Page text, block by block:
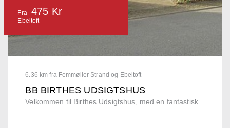
6.36 km fra Femmøller Strand og Ebeltoft
BB BIRTHES UDSIGTSHUS
Velkommen til Birthes Udsigtshus, med en fantastisk...
Fra 475 Kr
Ebeltoft